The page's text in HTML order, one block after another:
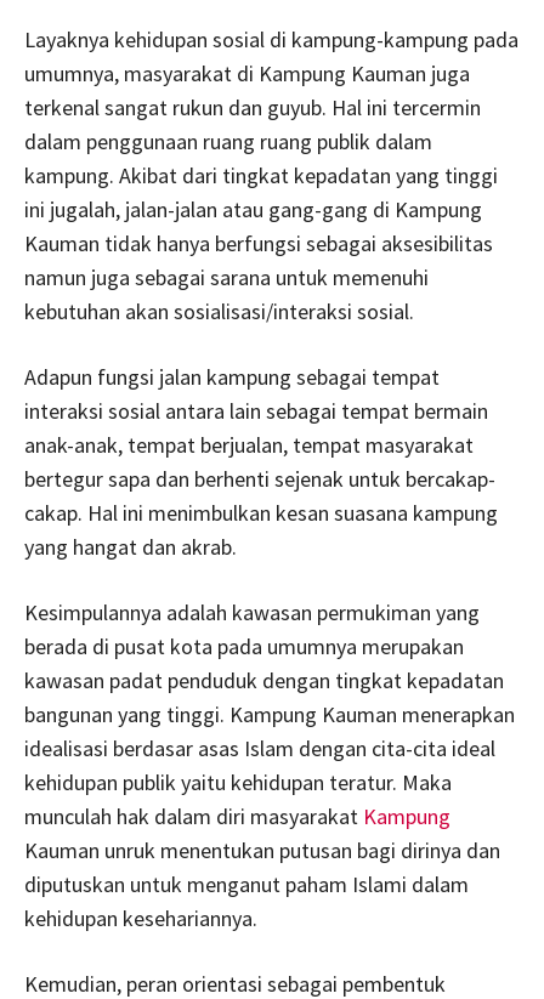
Layaknya kehidupan sosial di kampung-kampung pada
umumnya, masyarakat di Kampung Kauman juga
terkenal sangat rukun dan guyub. Hal ini tercermin
dalam penggunaan ruang ruang publik dalam
kampung. Akibat dari tingkat kepadatan yang tinggi
ini jugalah, jalan-jalan atau gang-gang di Kampung
Kauman tidak hanya berfungsi sebagai aksesibilitas
namun juga sebagai sarana untuk memenuhi
kebutuhan akan sosialisasi/interaksi sosial.
Adapun fungsi jalan kampung sebagai tempat
interaksi sosial antara lain sebagai tempat bermain
anak-anak, tempat berjualan, tempat masyarakat
bertegur sapa dan berhenti sejenak untuk bercakap-
cakap. Hal ini menimbulkan kesan suasana kampung
yang hangat dan akrab.
Kesimpulannya adalah kawasan permukiman yang
berada di pusat kota pada umumnya merupakan
kawasan padat penduduk dengan tingkat kepadatan
bangunan yang tinggi. Kampung Kauman menerapkan
idealisasi berdasar asas Islam dengan cita-cita ideal
kehidupan publik yaitu kehidupan teratur. Maka
munculah hak dalam diri masyarakat Kampung
Kauman unruk menentukan putusan bagi dirinya dan
diputuskan untuk menganut paham Islami dalam
kehidupan kesehariannya.
Kemudian, peran orientasi sebagai pembentuk